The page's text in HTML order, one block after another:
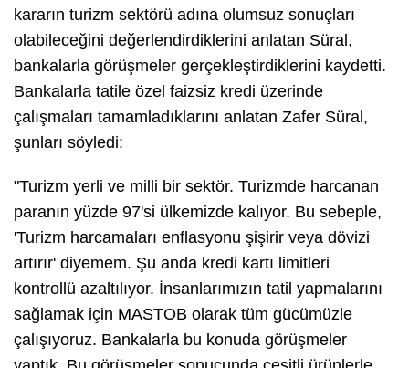
kararın turizm sektörü adına olumsuz sonuçları
olabileceğini değerlendirdiklerini anlatan Süral,
bankalarla görüşmeler gerçekleştirdiklerini kaydetti.
Bankalarla tatile özel faizsiz kredi üzerinde
çalışmaları tamamladıklarını anlatan Zafer Süral,
şunları söyledi:
"Turizm yerli ve milli bir sektör. Turizmde harcanan
paranın yüzde 97'si ülkemizde kalıyor. Bu sebeple,
'Turizm harcamaları enflasyonu şişirir veya dövizi
artırır' diyemem. Şu anda kredi kartı limitleri
kontrollü azaltılıyor. İnsanlarımızın tatil yapmalarını
sağlamak için MASTOB olarak tüm gücümüzle
çalışıyoruz. Bankalarla bu konuda görüşmeler